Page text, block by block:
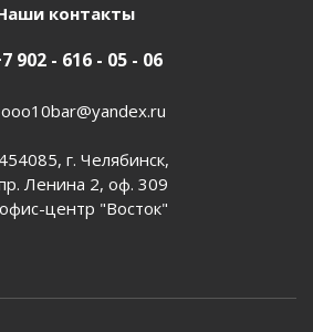
контакты
902 - 616 - 05 - 06
ooo10bar@yandex.ru
454085, г. Челябинск,
Ленина 2, оф. 309
офис-центр "Восток"